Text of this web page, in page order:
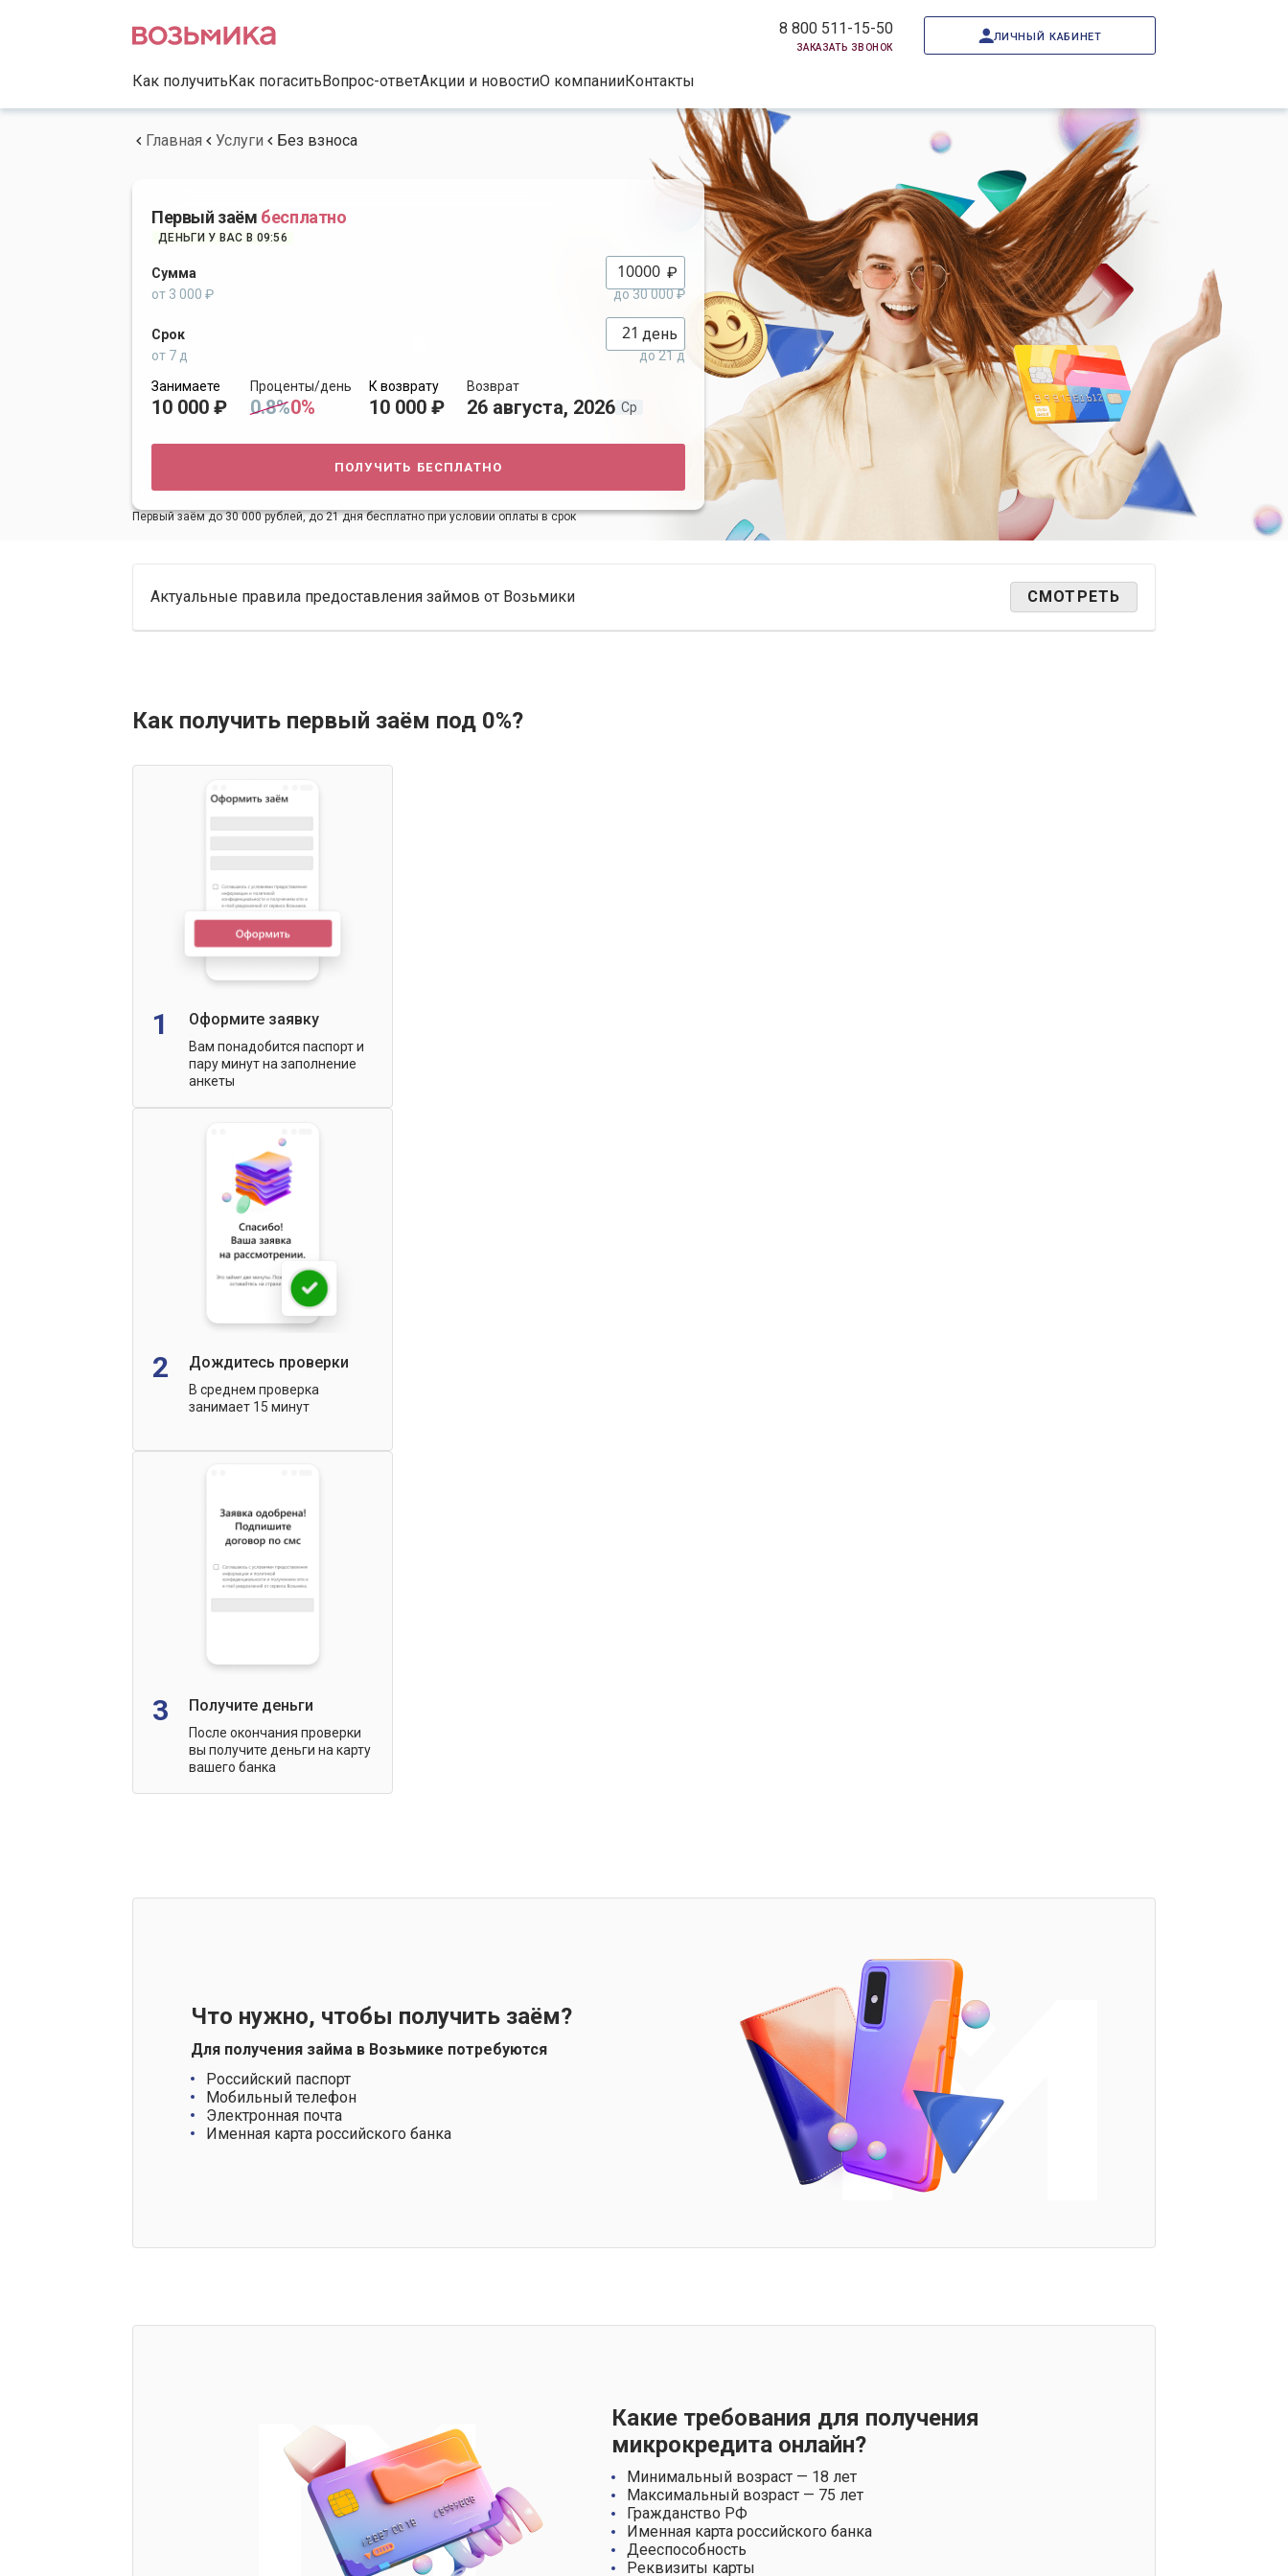
8 800 511-15-50
заказать звонок
личный кабинет
Как получитьКак погаситьВопрос-ответАкции и новостиО компанииКонтакты
Главная Услуги Без взноса
Первый заём бесплатно
ДЕНЬГИ У ВАС В 09:56
Сумма ₽
от 3 000 ₽ до 30 000 ₽
Срок день
от 7 д
до 21 д
Занимаете
10 000 ₽
Проценты/день
0.8%0%
К возврату
10 000 ₽
Возврат
26 августа, 2026 Ср
получить бесплатно
Первый заём до 30 000 рублей, до 21 дня бесплатно при условии оплаты в срок
Актуальные правила предоставления займов от Возьмики СМОТРЕТЬ
Как получить первый заём под 0%?
1 Оформите заявку
Вам понадобится паспорт и
пару минут на заполнение
анкеты
2 Дождитесь проверки
В среднем проверка
занимает 15 минут
3 Получите деньги
После окончания проверки
вы получите деньги на карту
вашего банка
Что нужно, чтобы получить заём?
Для получения займа в Возьмике потребуются
Российский паспорт
Мобильный телефон
Электронная почта
Именная карта российского банка
Какие требования для получения
микрокредита онлайн?
Минимальный возраст — 18 лет
Максимальный возраст — 75 лет
Гражданство РФ
Именная карта российского банка
Дееспособность
Реквизиты карты